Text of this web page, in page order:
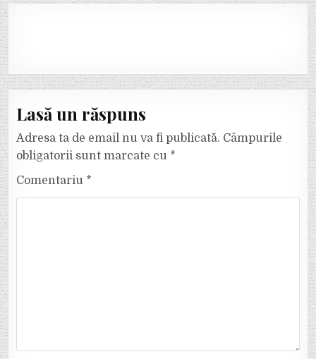
Lasă un răspuns
Adresa ta de email nu va fi publicată. Câmpurile
obligatorii sunt marcate cu *
Comentariu *